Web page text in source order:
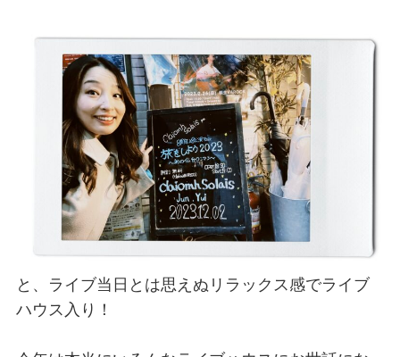
と、ライブ当日とは思えぬリラックス感でライブ
ハウス入り！